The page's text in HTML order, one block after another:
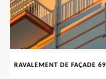
RAVALEMENT DE FAÇADE 69